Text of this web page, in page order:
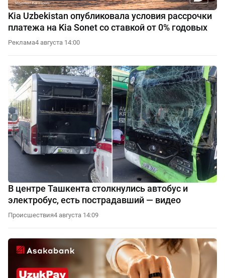
Kia Uzbekistan опубликовала условия рассрочки
платежа на Kia Sonet со ставкой от 0% годовых
Реклама4 августа 14:00
В центре Ташкента столкнулись автобус и
электробус, есть пострадавший — видео
Происшествия4 августа 14:09